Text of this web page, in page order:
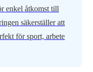
enkel åtkomst till
säkerställer att
för sport, arbete